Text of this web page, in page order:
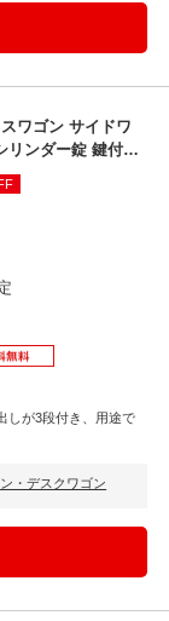
ワゴン サイドワ
リンダー錠 鍵付き
しが3段付き、用途で
・デスクワゴン